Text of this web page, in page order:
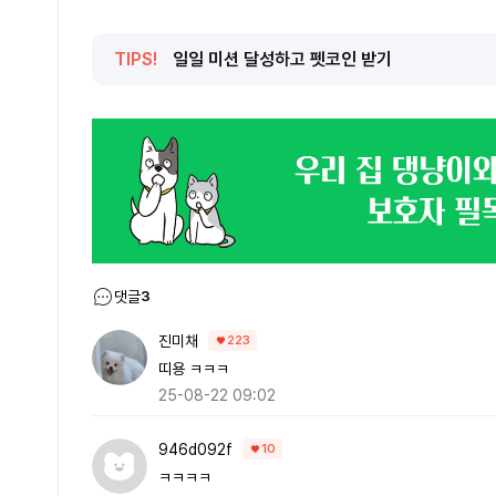
TIPS! 일일 미션 달성하고 펫코인 받기
댓글3
진미채 223
띠용 ㅋㅋㅋ
25-08-22 09:02
946d092f 10
ㅋㅋㅋㅋ